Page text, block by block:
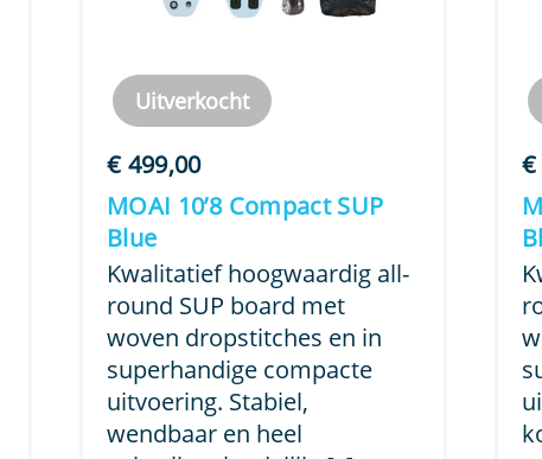
Uitverkocht
€499,00
MOAI 10’8 Compact SUP
Blue
Kwalitatief hoogwaardig all-
round SUP board met
woven dropstitches en in
superhandige compacte
uitvoering. Stabiel,
wendbaar en heel
€